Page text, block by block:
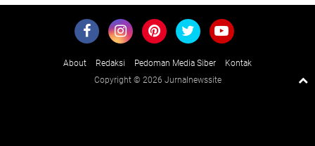
About Redaksi Pedoman Media Siber
Kontak
Copyright © 2026 Jurnalnewssite